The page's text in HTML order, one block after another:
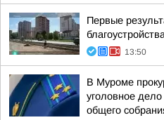
Первые
13:50
В Муроме
уголовное
общего